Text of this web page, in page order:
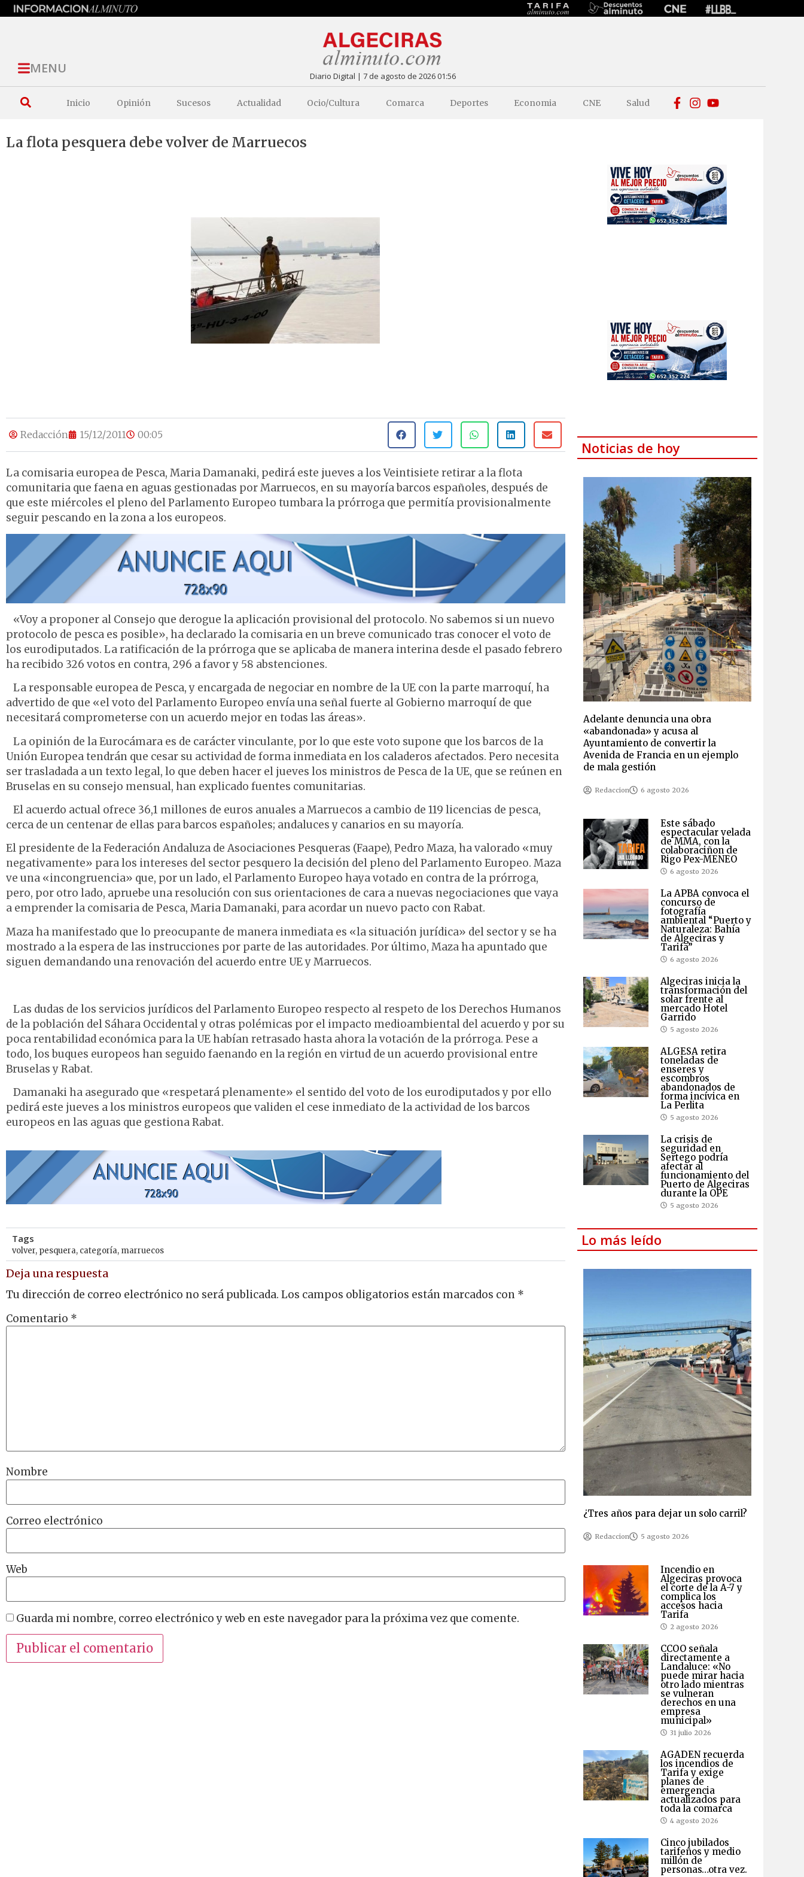
MENU Diario Digital | 7 de agosto de 2026 01:56
Inicio Opinión Sucesos Actualidad Ocio/Cultura Comarca Deportes Economia CNE Salud
La flota pesquera debe volver de Marruecos
Redacción 15/12/2011 00:05
La comisaria europea de Pesca, Maria Damanaki, pedirá este jueves a los Veintisiete retirar a la flota
comunitaria que faena en aguas gestionadas por Marruecos, en su mayoría barcos españoles, después de
que este miércoles el pleno del Parlamento Europeo tumbara la prórroga que permitía provisionalmente
seguir pescando en la zona a los europeos.
«Voy a proponer al Consejo que derogue la aplicación provisional del protocolo. No sabemos si un nuevo
protocolo de pesca es posible», ha declarado la comisaria en un breve comunicado tras conocer el voto de
los eurodiputados. La ratificación de la prórroga que se aplicaba de manera interina desde el pasado febrero
ha recibido 326 votos en contra, 296 a favor y 58 abstenciones.
La responsable europea de Pesca, y encargada de negociar en nombre de la UE con la parte marroquí, ha
advertido de que «el voto del Parlamento Europeo envía una señal fuerte al Gobierno marroquí de que
necesitará comprometerse con un acuerdo mejor en todas las áreas».
La opinión de la Eurocámara es de carácter vinculante, por lo que este voto supone que los barcos de la
Unión Europea tendrán que cesar su actividad de forma inmediata en los caladeros afectados. Pero necesita
ser trasladada a un texto legal, lo que deben hacer el jueves los ministros de Pesca de la UE, que se reúnen en
Bruselas en su consejo mensual, han explicado fuentes comunitarias.
El acuerdo actual ofrece 36,1 millones de euros anuales a Marruecos a cambio de 119 licencias de pesca,
cerca de un centenar de ellas para barcos españoles; andaluces y canarios en su mayoría.
El presidente de la Federación Andaluza de Asociaciones Pesqueras (Faape), Pedro Maza, ha valorado «muy
negativamente» para los intereses del sector pesquero la decisión del pleno del Parlamento Europeo. Maza
ve una «incongruencia» que, por un lado, el Parlamento Europeo haya votado en contra de la prórroga,
pero, por otro lado, apruebe una resolución con sus orientaciones de cara a nuevas negociaciones que vaya
a emprender la comisaria de Pesca, Maria Damanaki, para acordar un nuevo pacto con Rabat.
Maza ha manifestado que lo preocupante de manera inmediata es «la situación jurídica» del sector y se ha
mostrado a la espera de las instrucciones por parte de las autoridades. Por último, Maza ha apuntado que
siguen demandando una renovación del acuerdo entre UE y Marruecos.
Las dudas de los servicios jurídicos del Parlamento Europeo respecto al respeto de los Derechos Humanos
de la población del Sáhara Occidental y otras polémicas por el impacto medioambiental del acuerdo y por su
poca rentabilidad económica para la UE habían retrasado hasta ahora la votación de la prórroga. Pese a
todo, los buques europeos han seguido faenando en la región en virtud de un acuerdo provisional entre
Bruselas y Rabat.
Damanaki ha asegurado que «respetará plenamente» el sentido del voto de los eurodiputados y por ello
pedirá este jueves a los ministros europeos que validen el cese inmediato de la actividad de los barcos
europeos en las aguas que gestiona Rabat.
Tags
volver, pesquera, categoría, marruecos
Deja una respuesta
Tu dirección de correo electrónico no será publicada. Los campos obligatorios están marcados con *
Comentario *
Nombre
Correo electrónico
Web
Guarda mi nombre, correo electrónico y web en este navegador para la próxima vez que comente.
Noticias de hoy
Adelante denuncia una obra
«abandonada» y acusa al
Ayuntamiento de convertir la
Avenida de Francia en un ejemplo
de mala gestión
Redaccion 6 agosto 2026
Este sábado
espectacular velada
de MMA, con la
colaboraciñon de
Rigo Pex-MENEO
6 agosto 2026
La APBA convoca el
concurso de
fotografía
ambiental “Puerto y
Naturaleza: Bahía
de Algeciras y
Tarifa”
6 agosto 2026
Algeciras inicia la
transformación del
solar frente al
mercado Hotel
Garrido
5 agosto 2026
ALGESA retira
toneladas de
enseres y
escombros
abandonados de
forma incívica en
La Perlita
5 agosto 2026
La crisis de
seguridad en
Sertego podría
afectar al
funcionamiento del
Puerto de Algeciras
durante la OPE
5 agosto 2026
Lo más leído
¿Tres años para dejar un solo carril?
Redaccion 5 agosto 2026
Incendio en
Algeciras provoca
el corte de la A-7 y
complica los
accesos hacia
Tarifa
2 agosto 2026
CCOO señala
directamente a
Landaluce: «No
puede mirar hacia
otro lado mientras
se vulneran
derechos en una
empresa
municipal»
31 julio 2026
AGADEN recuerda
los incendios de
Tarifa y exige
planes de
emergencia
actualizados para
toda la comarca
4 agosto 2026
Cinco jubilados
tarifeños y medio
millón de
personas…otra vez.